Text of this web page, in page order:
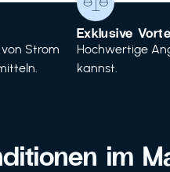
Strom
Exklusive
Hochwertige
kannst.
im